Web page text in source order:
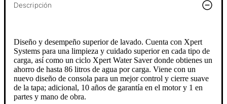
Descripción
Diseño y desempeño superior de lavado. Cuenta con Xpert
Systems para una limpieza y cuidado superior en cada tipo de
carga, así como un ciclo Xpert Water Saver donde obtienes un
ahorro de hasta 86 litros de agua por carga. Viene con un
nuevo diseño de consola para un mejor control y cierre suave
de la tapa; adicional, 10 años de garantía en el motor y 1 en
partes y mano de obra.